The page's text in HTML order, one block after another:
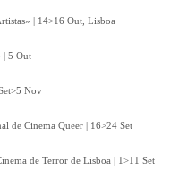
| 14>16 Out, Lisboa
| 5 Out
Nov
de Cinema Queer | 16>24 Set
de Terror de Lisboa | 1>11 Set